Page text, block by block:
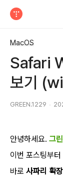
MacOS
Safari
보기
GREEN.1229
안녕하세요. 그린
이번 포스팅부
바로 사파리 확